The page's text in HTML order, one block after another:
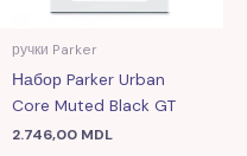
ручки Parker
Набор Parker Urban
Core Muted Black GT
2.746,00 MDL